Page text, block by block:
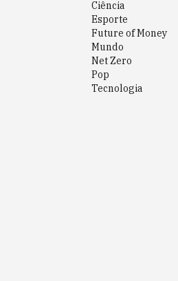
Ciência
Esporte
Future of Money
Mundo
Net Zero
Pop
Tecnologia